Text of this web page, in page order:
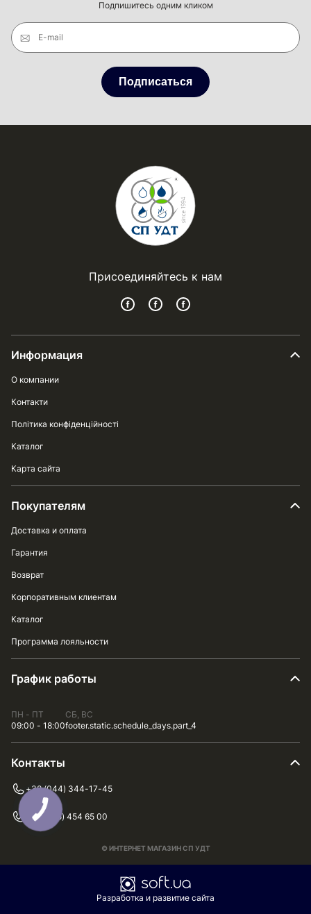
Подпишитесь одним кликом
E-mail
Подписаться
Присоединяйтесь к нам
Информация
О компании
Контакти
Політика конфіденційності
Каталог
Карта сайта
Покупателям
Доставка и оплата
Гарантия
Возврат
Корпоративным клиентам
Каталог
Программа лояльности
График работы
ПН - ПТ
09:00 - 18:00
СБ, ВС
footer.static.schedule_days.part_4
Контакты
+38 (044) 344-17-45
+38 (075) 454 65 00
© ИНТЕРНЕТ МАГАЗИН СП УДТ
Разработка и развитие сайта